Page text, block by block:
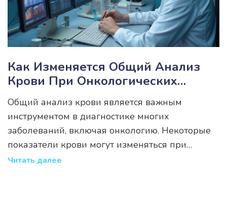
Как Изменяется Общий Анализ
Крови При Онкологических
Заболеваниях
Общий анализ крови является важным
инструментом в диагностике многих
заболеваний, включая онкологию. Некоторые
показатели крови могут изменяться при
наличии злокачественных опухолей. В данной
Читать далее